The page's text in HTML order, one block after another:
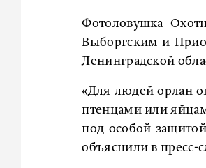
Фотоловушка
Выборгским и
Ленинградской
«Для людей орлан
птенцами или
под особой
объяснили в пресс-